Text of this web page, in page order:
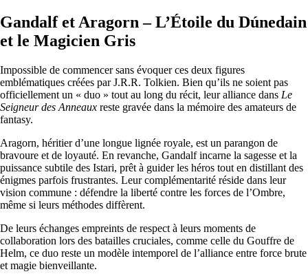
Gandalf et Aragorn – L’Étoile du Dúnedain
et le Magicien Gris
Impossible de commencer sans évoquer ces deux figures
emblématiques créées par J.R.R. Tolkien. Bien qu’ils ne soient pas
officiellement un « duo » tout au long du récit, leur alliance dans Le
Seigneur des Anneaux reste gravée dans la mémoire des amateurs de
fantasy.
Aragorn, héritier d’une longue lignée royale, est un parangon de
bravoure et de loyauté. En revanche, Gandalf incarne la sagesse et la
puissance subtile des Istari, prêt à guider les héros tout en distillant des
énigmes parfois frustrantes. Leur complémentarité réside dans leur
vision commune : défendre la liberté contre les forces de l’Ombre,
même si leurs méthodes diffèrent.
De leurs échanges empreints de respect à leurs moments de
collaboration lors des batailles cruciales, comme celle du Gouffre de
Helm, ce duo reste un modèle intemporel de l’alliance entre force brute
et magie bienveillante.